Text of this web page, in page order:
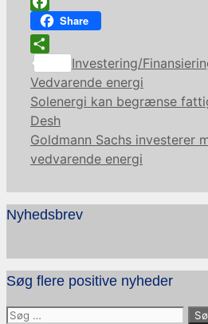
Facebook
Share
Share
Kategorier
Investering/
Vedvarende energi
Solenergi kan begrænse
Desh
Goldmann Sachs investerer
vedvarende energi
Nyhedsbrev
Søg flere positive nyheder
Søg